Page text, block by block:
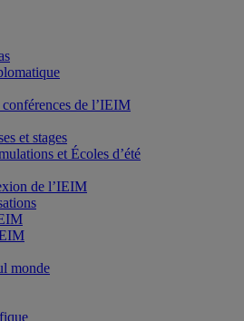
de l’IEIM
et stages
et Écoles d’été
de l’IEIM
monde